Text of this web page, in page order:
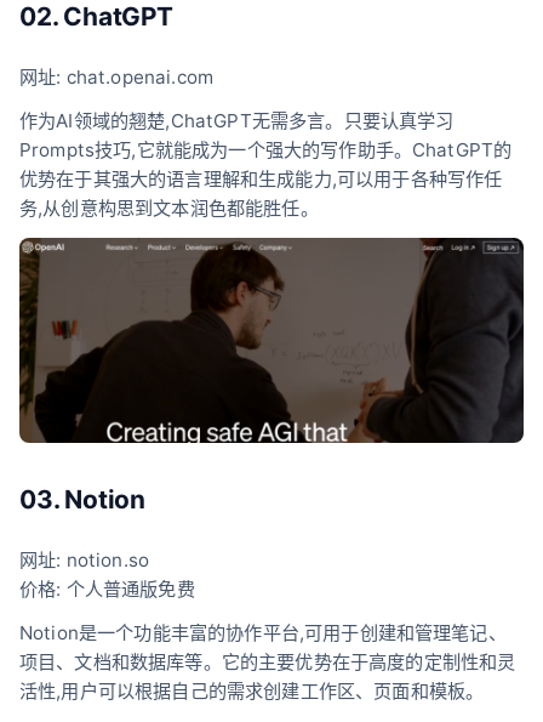
02. ChatGPT
网址: chat.openai.com
作为AI领域的翘楚,ChatGPT无需多言。只要认真学习
Prompts技巧,它就能成为一个强大的写作助手。ChatGPT的
优势在于其强大的语言理解和生成能力,可以用于各种写作任
务,从创意构思到文本润色都能胜任。
03. Notion
网址: notion.so
价格: 个人普通版免费
Notion是一个功能丰富的协作平台,可用于创建和管理笔记、
项目、文档和数据库等。它的主要优势在于高度的定制性和灵
活性,用户可以根据自己的需求创建工作区、页面和模板。